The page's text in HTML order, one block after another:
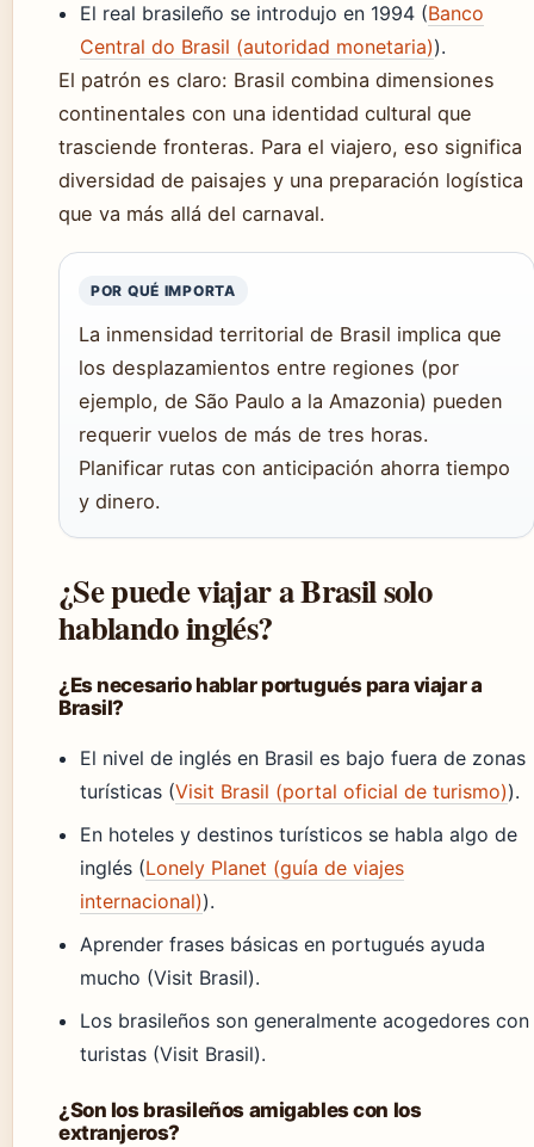
El real brasileño se introdujo en 1994 (Banco
Central do Brasil (autoridad monetaria)).
El patrón es claro: Brasil combina dimensiones
continentales con una identidad cultural que
trasciende fronteras. Para el viajero, eso significa
diversidad de paisajes y una preparación logística
que va más allá del carnaval.
POR QUÉ IMPORTA
La inmensidad territorial de Brasil implica que
los desplazamientos entre regiones (por
ejemplo, de São Paulo a la Amazonia) pueden
requerir vuelos de más de tres horas.
Planificar rutas con anticipación ahorra tiempo
y dinero.
¿Se puede viajar a Brasil solo
hablando inglés?
¿Es necesario hablar portugués para viajar a
Brasil?
El nivel de inglés en Brasil es bajo fuera de zonas
turísticas (Visit Brasil (portal oficial de turismo)).
En hoteles y destinos turísticos se habla algo de
inglés (Lonely Planet (guía de viajes
internacional)).
Aprender frases básicas en portugués ayuda
mucho (Visit Brasil).
Los brasileños son generalmente acogedores con
turistas (Visit Brasil).
¿Son los brasileños amigables con los
extranjeros?